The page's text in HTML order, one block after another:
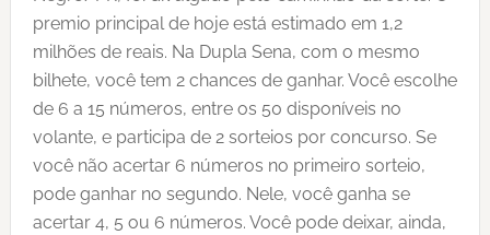
premio principal de hoje está estimado em 1,2
milhões de reais. Na Dupla Sena, com o mesmo
bilhete, você tem 2 chances de ganhar. Você escolhe
de 6 a 15 números, entre os 50 disponíveis no
volante, e participa de 2 sorteios por concurso. Se
você não acertar 6 números no primeiro sorteio,
pode ganhar no segundo. Nele, você ganha se
acertar 4, 5 ou 6 números. Você pode deixar, ainda,